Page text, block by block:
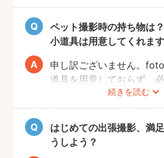
あるプロフォトグラファ
す。
当日に素敵な写真を撮る
ッセージ機能を使った事
たします。ワンちゃんの
したい事、撮ってほしい
をフォトグラファーへお
飼い主さんとコミュニケ
ら、時間内で最大限ワン
を引き出せるようにご提
ペット撮影時の持ち物は
小道具は用意してくれま
続きを読む
申し訳ございません。
道具を用意しておらず、
自身にご準備をお願いし
当日の持ち物としては、
もちゃやお菓子のご用意
ます。
落ち着かせたり、目線を
はじめての出張撮影、満
うしよう？